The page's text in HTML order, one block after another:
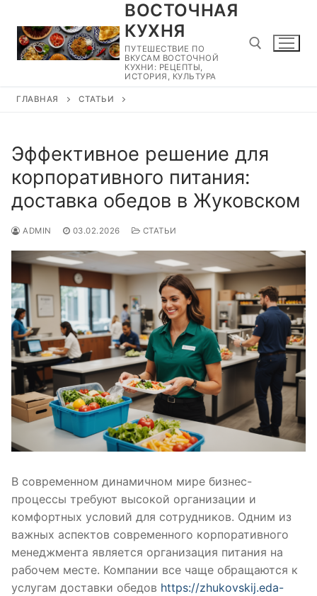
содержимому
ВОСТОЧНАЯ
КУХНЯ
ПУТЕШЕСТВИЕ ПО
ВКУСАМ ВОСТОЧНОЙ
КУХНИ: РЕЦЕПТЫ,
ИСТОРИЯ, КУЛЬТУРА
ГЛАВНАЯ СТАТЬИ
Эффективное решение для
корпоративного питания:
доставка обедов в Жуковском
ADMIN 03.02.2026 СТАТЬИ
В современном динамичном мире бизнес-
процессы требуют высокой организации и
комфортных условий для сотрудников. Одним из
важных аспектов современного корпоративного
менеджмента является организация питания на
рабочем месте. Компании все чаще обращаются к
услугам доставки обедов https://zhukovskij.eda-